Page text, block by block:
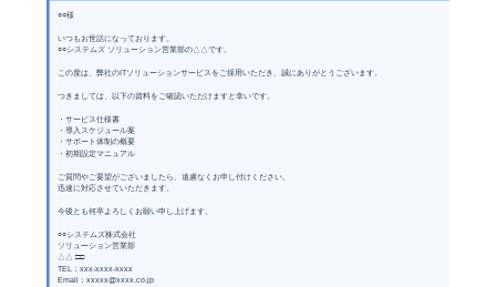
○○様
いつもお世話になっております。
○○システムズ ソリューション営業部の△△です。
この度は、弊社のITソリューションサービスをご採用いただき、誠にありがとうございます。
つきましては、以下の資料をご確認いただけますと幸いです。
・サービス仕様書
・導入スケジュール案
・サポート体制の概要
・初期設定マニュアル
ご質問やご要望がございましたら、遠慮なくお申し付けください。
迅速に対応させていただきます。
今後とも何卒よろしくお願い申し上げます。
○○システムズ株式会社
ソリューション営業部
△△ □□
TEL：xxx-xxxx-xxxx
Email：xxxxx@xxxx.co.jp